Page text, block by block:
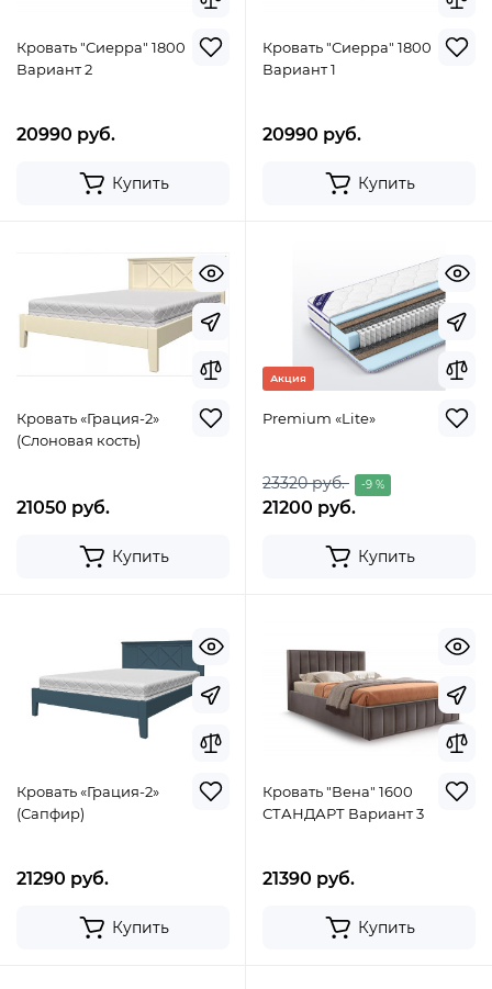
Кровать "Сиерра" 1800
Вариант 2
20990 руб.
Купить
Кровать "Сиерра" 1800
Вариант 1
20990 руб.
Купить
Кровать «Грация-2»
(Слоновая кость)
21050 руб.
Купить
Акция
Premium «Lite»
23320 руб. -9 %
21200 руб.
Купить
Кровать «Грация-2»
(Сапфир)
21290 руб.
Купить
Кровать "Вена" 1600
СТАНДАРТ Вариант 3
21390 руб.
Купить